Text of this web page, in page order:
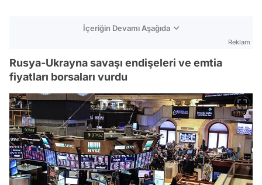
İçeriğin Devamı Aşağıda
Reklam
Rusya-Ukrayna savaşı endişeleri ve emtia
fiyatları borsaları vurdu